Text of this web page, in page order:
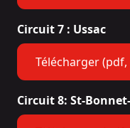
Circuit 7 : Ussac
Télécharger (pdf,
Circuit 8: St-